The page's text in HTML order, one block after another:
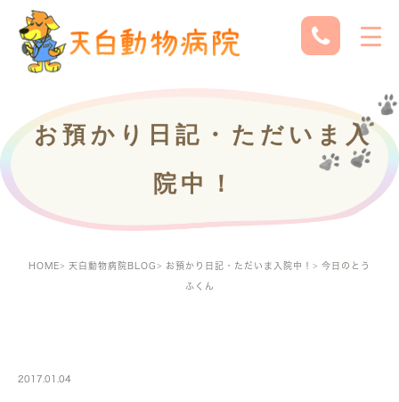
お預かり日記・ただいま入
院中！
HOME 天白動物病院BLOG お預かり日記・ただいま入院中！ 今日のとう
ふくん
2017.01.04